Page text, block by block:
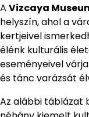
A Vizcaya
helyszín, ahol a
kertjeivel
élénk kulturális
eseményeivel
és tánc varázsát
Az alábbi táblázat